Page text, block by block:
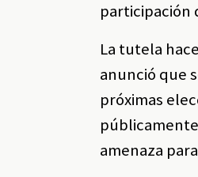
participación
La tutela
anunció que
próximas
amenaza